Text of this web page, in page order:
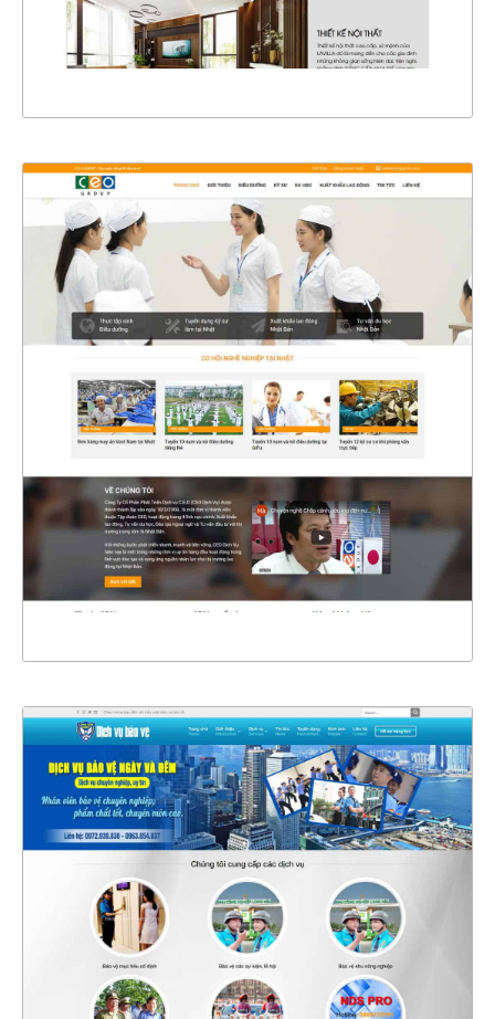
XEM THỰC TẾ
4359
CHI TIẾT
XEM THỰC TẾ
4363